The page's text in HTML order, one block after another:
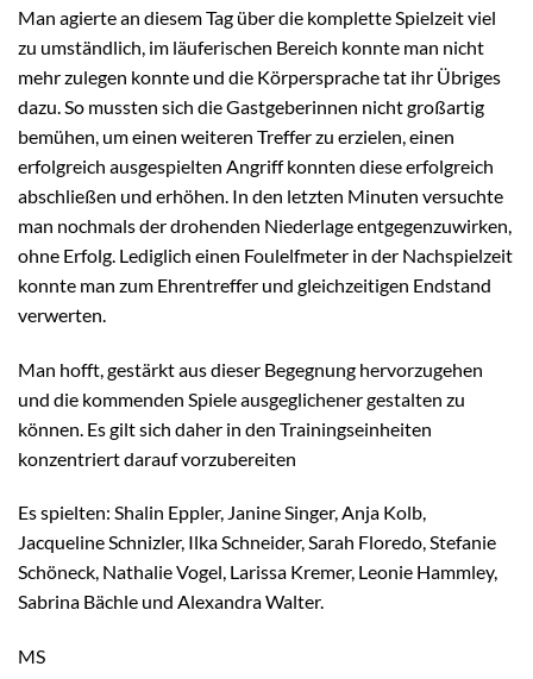
Man agierte an diesem Tag über die komplette Spielzeit viel
zu umständlich, im läuferischen Bereich konnte man nicht
mehr zulegen konnte und die Körpersprache tat ihr Übriges
dazu. So mussten sich die Gastgeberinnen nicht großartig
bemühen, um einen weiteren Treffer zu erzielen, einen
erfolgreich ausgespielten Angriff konnten diese erfolgreich
abschließen und erhöhen. In den letzten Minuten versuchte
man nochmals der drohenden Niederlage entgegenzuwirken,
ohne Erfolg. Lediglich einen Foulelfmeter in der Nachspielzeit
konnte man zum Ehrentreffer und gleichzeitigen Endstand
verwerten.
Man hofft, gestärkt aus dieser Begegnung hervorzugehen
und die kommenden Spiele ausgeglichener gestalten zu
können. Es gilt sich daher in den Trainingseinheiten
konzentriert darauf vorzubereiten
Es spielten: Shalin Eppler, Janine Singer, Anja Kolb,
Jacqueline Schnizler, Ilka Schneider, Sarah Floredo, Stefanie
Schöneck, Nathalie Vogel, Larissa Kremer, Leonie Hammley,
Sabrina Bächle und Alexandra Walter.
MS